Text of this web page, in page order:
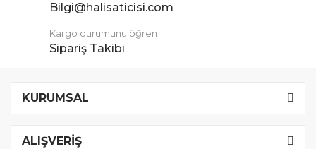
Bilgi@halisaticisi.com
Kargo durumunu öğren
Sipariş Takibi
KURUMSAL
ALIŞVERİŞ